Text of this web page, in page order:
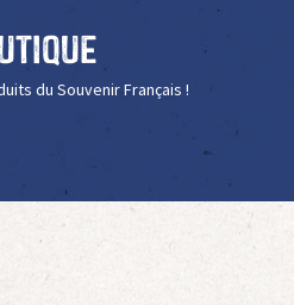
du Souvenir Français !